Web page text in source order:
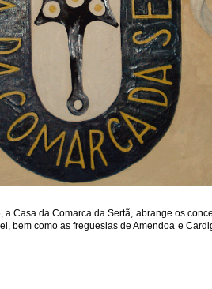
a Casa da Comarca da Sertã, abrange os
bem como as freguesias de Amendoa e